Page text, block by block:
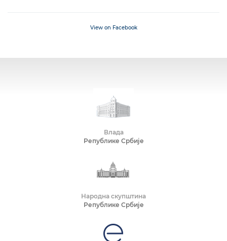
View on Facebook
Влада
Републике Србије
Народна скупштина
Републике Србије